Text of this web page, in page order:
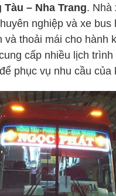
Tàu – Nha Trang. Nhà
nghiệp và xe bus
và thoải mái cho hành
cấp nhiều lịch
phục vụ nhu cầu của